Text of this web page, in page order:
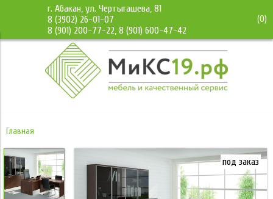
г. Абакан, ул. Чертыгашева, 81
8 (3902) 26-01-07
8 (901) 200-77-22, 8 (901) 600-47-42
(0)
Главная
под заказ